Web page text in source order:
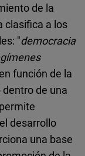
de la
clasifica a los
"democracia
función de la
de una
desarrollo
una base